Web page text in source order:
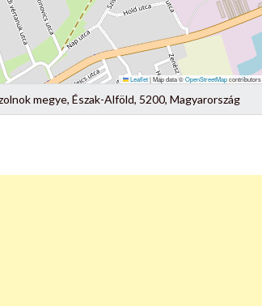
Leaflet|Map data ©OpenStreetMapcontributors
megye, Észak-Alföld, 5200, Magyarország